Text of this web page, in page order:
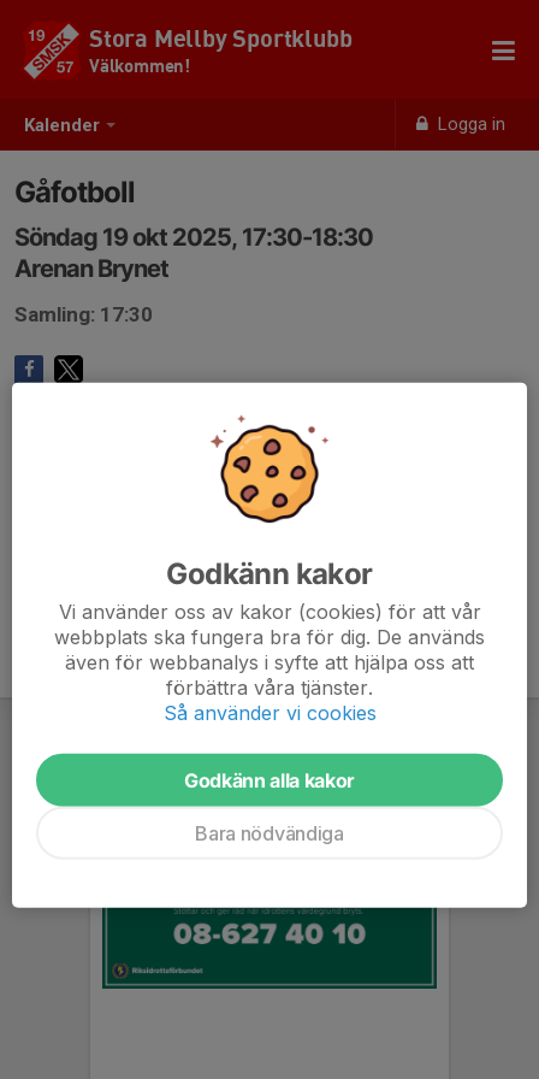
Kalender Logga in
Stora Mellby Sportklubb
Välkommen!
Gåfotboll
Söndag 19 okt 2025, 17:30-18:30
Arenan Brynet
Samling: 17:30
Godkänn kakor
Vi använder oss av kakor (cookies) för att vår
webbplats ska fungera bra för dig. De används
även för webbanalys i syfte att hjälpa oss att
förbättra våra tjänster.
Så använder vi cookies
Godkänn alla kakor
Bara nödvändiga